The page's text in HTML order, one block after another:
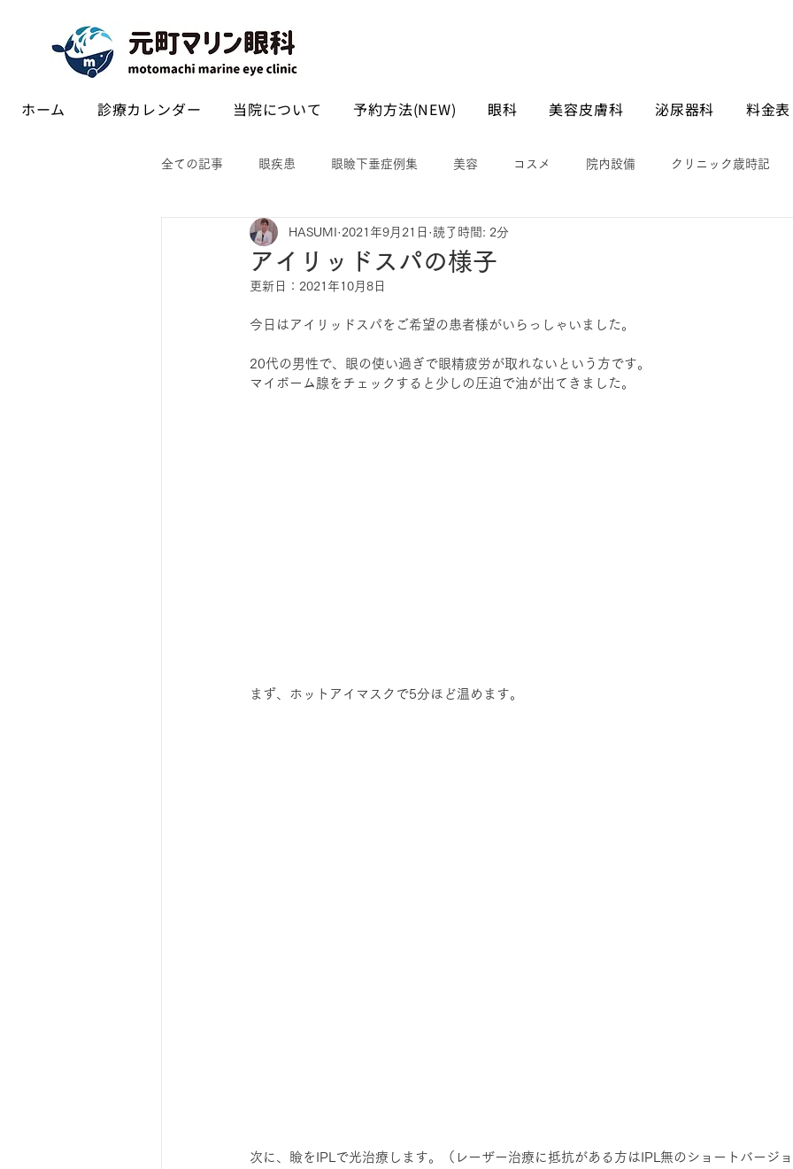
ホーム 診療カレンダー 当院について 予約方法(NEW) 眼科 美容皮膚科 泌尿器科 料金表
全ての記事 眼疾患 眼瞼下垂症例集 美容 コスメ 院内設備 クリニック歳時記
アイリッドスパの様子
HASUMI 2021年9月21日 読了時間: 2分
更新日： 2021年10月8日
今日はアイリッドスパをご希望の患者様がいらっしゃいました。
20代の男性で、眼の使い過ぎで眼精疲労が取れないという方です。
マイボーム腺をチェックすると少しの圧迫で油が出てきました。
まず、ホットアイマスクで5分ほど温めます。
次に、瞼をIPLで光治療します。（レーザー治療に抵抗がある方はIPL無のショートバージョ